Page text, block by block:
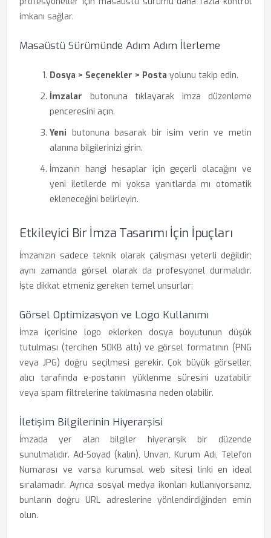
imkanı sağlar.
Masaüstü Sürümünde Adım Adım İlerleme
Dosya > Seçenekler > Posta yolunu takip edin.
İmzalar butonuna tıklayarak imza düzenleme
penceresini açın.
Yeni butonuna basarak bir isim verin ve metin
alanına bilgilerinizi girin.
İmzanın hangi hesaplar için geçerli olacağını ve
yeni iletilerde mi yoksa yanıtlarda mı otomatik
ekleneceğini belirleyin.
Etkileyici Bir İmza Tasarımı İçin İpuçları
İmzanızın sadece teknik olarak çalışması yeterli değildir;
aynı zamanda görsel olarak da profesyonel durmalıdır.
İşte dikkat etmeniz gereken temel unsurlar:
Görsel Optimizasyon ve Logo Kullanımı
İmza içerisine logo eklerken dosya boyutunun düşük
tutulması (tercihen 50KB altı) ve görsel formatının (PNG
veya JPG) doğru seçilmesi gerekir. Çok büyük görseller,
alıcı tarafında e-postanın yüklenme süresini uzatabilir
veya spam filtrelerine takılmasına neden olabilir.
İletişim Bilgilerinin Hiyerarşisi
İmzada yer alan bilgiler hiyerarşik bir düzende
sunulmalıdır. Ad-Soyad (kalın), Unvan, Kurum Adı, Telefon
Numarası ve varsa kurumsal web sitesi linki en ideal
sıralamadır. Ayrıca sosyal medya ikonları kullanıyorsanız,
bunların doğru URL adreslerine yönlendirdiğinden emin
olun.